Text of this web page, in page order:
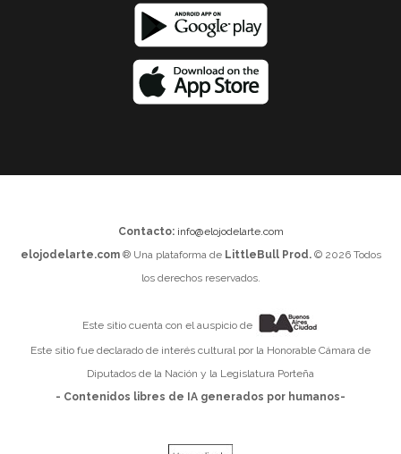
Contacto: info@elojodelarte.com
elojodelarte.com® Una plataforma de LittleBull Prod.© 2026 Todos
los derechos reservados.
Este sitio cuenta con el auspicio de
Este sitio fue declarado de interés cultural por la Honorable Cámara de
Diputados de la Nación y la Legislatura Porteña
- Contenidos libres de IA generados por humanos-